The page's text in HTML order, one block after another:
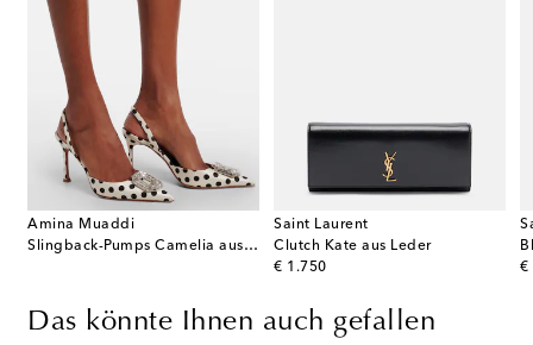
Amina Muaddi
Slingback-Pumps Camelia aus Satin
Saint Laurent
Clutch Kate aus Leder
€ 1.750
original price €
Das könnte Ihnen auch gefallen